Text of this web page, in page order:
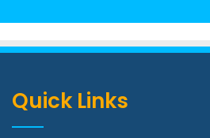
Quick Links